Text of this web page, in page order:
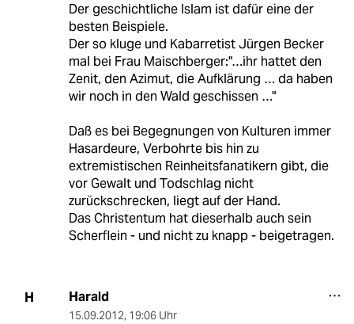
Der geschichtliche Islam ist dafür eine der
besten Beispiele.
Der so kluge und Kabarretist Jürgen Becker
mal bei Frau Maischberger:"…ihr hattet den
Zenit, den Azimut, die Aufklärung … da haben
wir noch in den Wald geschissen …"
Daß es bei Begegnungen von Kulturen immer
Hasardeure, Verbohrte bis hin zu
extremistischen Reinheitsfanatikern gibt, die
vor Gewalt und Todschlag nicht
zurückschrecken, liegt auf der Hand.
Das Christentum hat dieserhalb auch sein
Scherflein - und nicht zu knapp - beigetragen.
H Harald
15.09.2012, 19:06 Uhr